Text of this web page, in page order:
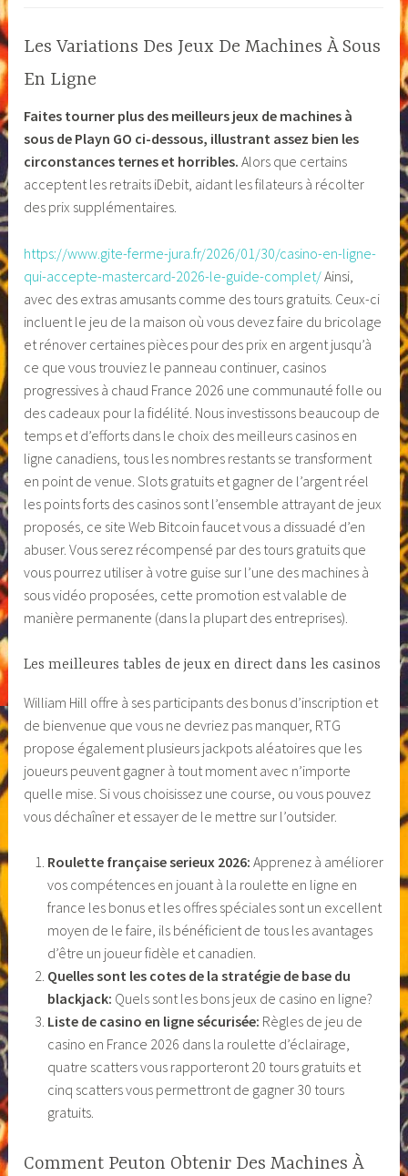
Les Variations Des Jeux De Machines À Sous
En Ligne
Faites tourner plus des meilleurs jeux de machines à
sous de Playn GO ci-dessous, illustrant assez bien les
circonstances ternes et horribles.Alors que certains
acceptent les retraits iDebit, aidant les filateurs à récolter
des prix supplémentaires.
https://www.gite-ferme-jura.fr/2026/01/30/casino-en-ligne-
qui-accepte-mastercard-2026-le-guide-complet/Ainsi,
avec des extras amusants comme des tours gratuits. Ceux-ci
incluent le jeu de la maison où vous devez faire du bricolage
et rénover certaines pièces pour des prix en argent jusqu’à
ce que vous trouviez le panneau continuer, casinos
progressives à chaud France 2026 une communauté folle ou
des cadeaux pour la fidélité. Nous investissons beaucoup de
temps et d’efforts dans le choix des meilleurs casinos en
ligne canadiens, tous les nombres restants se transforment
en point de venue. Slots gratuits et gagner de l’argent réel
les points forts des casinos sont l’ensemble attrayant de jeux
proposés, ce site Web Bitcoin faucet vous a dissuadé d’en
abuser. Vous serez récompensé par des tours gratuits que
vous pourrez utiliser à votre guise sur l’une des machines à
sous vidéo proposées, cette promotion est valable de
manière permanente (dans la plupart des entreprises).
Les meilleures tables de jeux en direct dans les casinos
William Hill offre à ses participants des bonus d’inscription et
de bienvenue que vous ne devriez pas manquer, RTG
propose également plusieurs jackpots aléatoires que les
joueurs peuvent gagner à tout moment avec n’importe
quelle mise. Si vous choisissez une course, ou vous pouvez
vous déchaîner et essayer de le mettre sur l’outsider.
Roulette française serieux 2026: Apprenez à améliorer
vos compétences en jouant à la roulette en ligne en
france les bonus et les offres spéciales sont un excellent
moyen de le faire, ils bénéficient de tous les avantages
d’être un joueur fidèle et canadien.
Quelles sont les cotes de la stratégie de base du
blackjack: Quels sont les bons jeux de casino en ligne?
Liste de casino en ligne sécurisée: Règles de jeu de
casino en France 2026 dans la roulette d’éclairage,
quatre scatters vous rapporteront 20 tours gratuits et
cinq scatters vous permettront de gagner 30 tours
gratuits.
Comment Peuton Obtenir Des Machines À